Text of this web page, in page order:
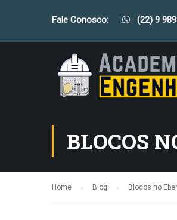
Fale Conosco: (22) 9
BLOCOS
Home Blog Blocos no